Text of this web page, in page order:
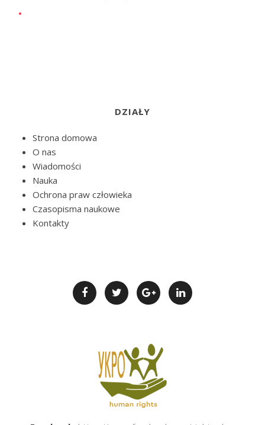
DZIAŁY
Strona domowa
O nas
Wiadomości
Nauka
Ochrona praw człowieka
Czasopisma naukowe
Kontakty